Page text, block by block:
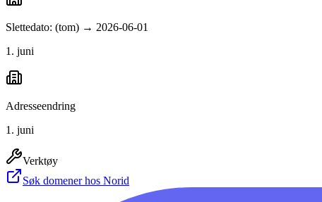
Slettedato: (tom) → 2026-06-01
1. juni
Adresseendring
1. juni
Verktøy
Søk domener hos Norid